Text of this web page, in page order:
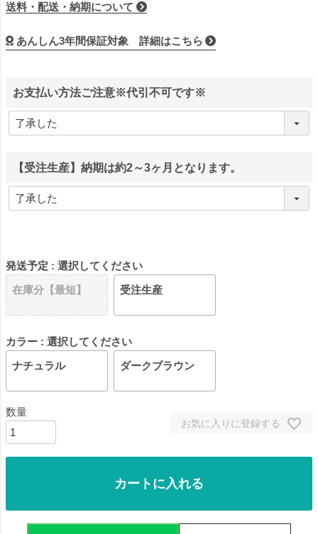
送料・配送・納期について
あんしん3年間保証対象 詳細はこちら
お支払い方法ご注意※代引不可です※
【受注生産】納期は約2～3ヶ月となります。
発送予定
選択してください
在庫分【最短】
受注生産
カラー
選択してください
ナチュラル
ダークブラウン
お気に入りに登録する
カートに入れる